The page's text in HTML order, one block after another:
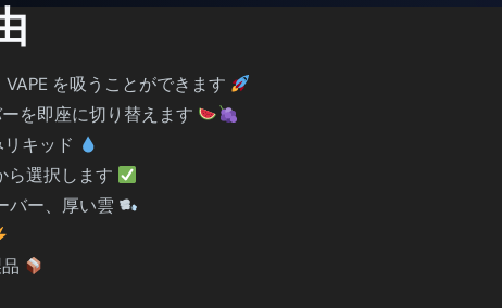
捨
て
を吸うことができます
を即座に切り替えます
キッド
ら選択します
バー、厚い雲